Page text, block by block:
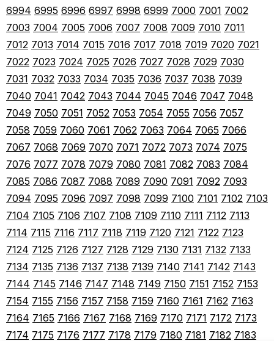
6994 6995 6996 6997 6998 6999 7000 7001 7002
7003 7004 7005 7006 7007 7008 7009 7010 7011
7012 7013 7014 7015 7016 7017 7018 7019 7020 7021
7022 7023 7024 7025 7026 7027 7028 7029 7030
7031 7032 7033 7034 7035 7036 7037 7038 7039
7040 7041 7042 7043 7044 7045 7046 7047 7048
7049 7050 7051 7052 7053 7054 7055 7056 7057
7058 7059 7060 7061 7062 7063 7064 7065 7066
7067 7068 7069 7070 7071 7072 7073 7074 7075
7076 7077 7078 7079 7080 7081 7082 7083 7084
7085 7086 7087 7088 7089 7090 7091 7092 7093
7094 7095 7096 7097 7098 7099 7100 7101 7102 7103
7104 7105 7106 7107 7108 7109 7110 7111 7112 7113
7114 7115 7116 7117 7118 7119 7120 7121 7122 7123
7124 7125 7126 7127 7128 7129 7130 7131 7132 7133
7134 7135 7136 7137 7138 7139 7140 7141 7142 7143
7144 7145 7146 7147 7148 7149 7150 7151 7152 7153
7154 7155 7156 7157 7158 7159 7160 7161 7162 7163
7164 7165 7166 7167 7168 7169 7170 7171 7172 7173
7174 7175 7176 7177 7178 7179 7180 7181 7182 7183